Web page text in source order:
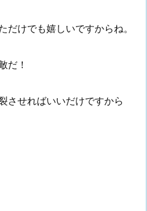
だけでも嬉しいですからね。
だ！
させればいいだけですから